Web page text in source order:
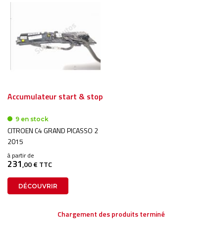
Accumulateur start & stop
9 en stock
CITROEN C4 GRAND PICASSO 2
2015
à partir de
231,00 € TTC
DÉCOUVRIR
Chargement des produits terminé